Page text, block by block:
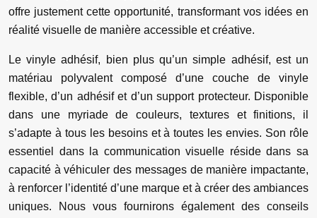
offre justement cette opportunité, transformant vos idées en
réalité visuelle de manière accessible et créative.
Le vinyle adhésif, bien plus qu’un simple adhésif, est un
matériau polyvalent composé d’une couche de vinyle
flexible, d’un adhésif et d’un support protecteur. Disponible
dans une myriade de couleurs, textures et finitions, il
s’adapte à tous les besoins et à toutes les envies. Son rôle
essentiel dans la communication visuelle réside dans sa
capacité à véhiculer des messages de manière impactante,
à renforcer l’identité d’une marque et à créer des ambiances
uniques. Nous vous fournirons également des conseils